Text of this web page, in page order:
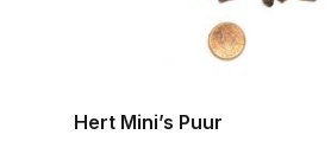
Hert Mini’s Puur